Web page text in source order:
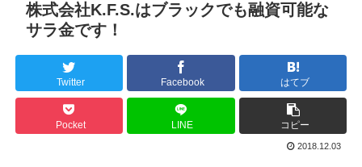
株式会社K.F.S.はブラックでも融資可能な
サラ金です！
Twitter Facebook はてブ
Pocket LINE コピー
2018.12.03